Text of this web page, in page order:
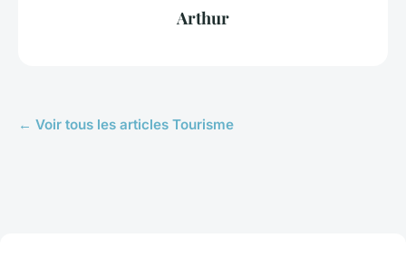
Arthur
← Voir tous les articles Tourisme